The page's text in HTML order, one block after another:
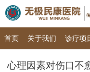
首页 关于我们 诊疗项
心理因素对伤口不